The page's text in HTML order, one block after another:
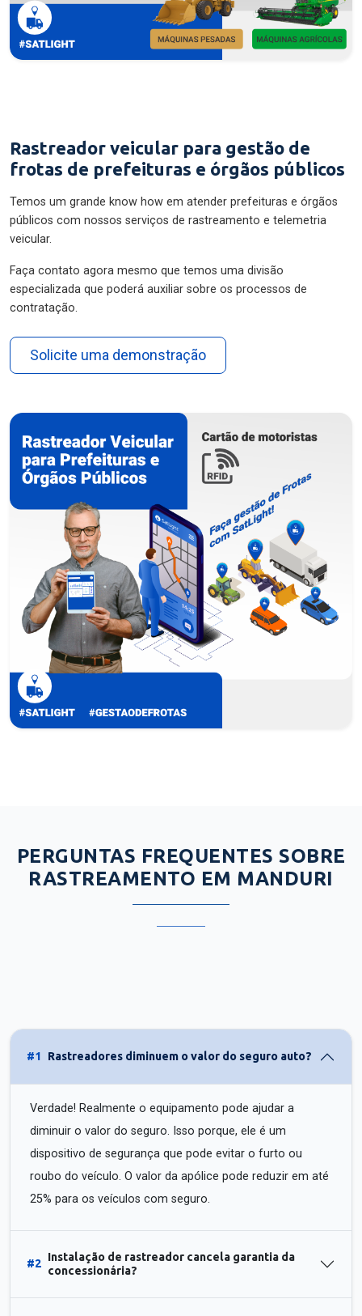
Rastreador veicular para gestão de
frotas de prefeituras e órgãos públicos
Temos um grande know how em atender prefeituras e órgãos
públicos com nossos serviços de rastreamento e telemetria
veicular.
Faça contato agora mesmo que temos uma divisão
especializada que poderá auxiliar sobre os processos de
contratação.
Solicite uma demonstração
PERGUNTAS FREQUENTES SOBRE
RASTREAMENTO EM MANDURI
#1 Rastreadores diminuem o valor do seguro auto?
Verdade! Realmente o equipamento pode ajudar a
diminuir o valor do seguro. Isso porque, ele é um
dispositivo de segurança que pode evitar o furto ou
roubo do veículo. O valor da apólice pode reduzir em até
25% para os veículos com seguro.
#2
Instalação de rastreador cancela garantia da
concessionária?